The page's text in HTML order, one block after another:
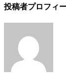
投稿者プロフィ